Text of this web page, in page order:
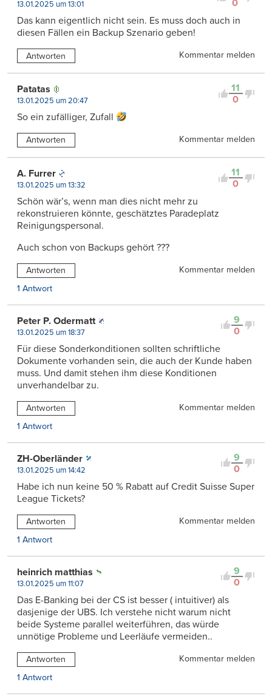
0
13.01.2025 um 13:01
Das kann eigentlich nicht sein. Es muss doch auch in
diesen Fällen ein Backup Szenario geben!
Antworten Kommentar melden
11
0
Patatas
13.01.2025 um 20:47
So ein zufälliger, Zufall
Antworten Kommentar melden
11
0
A. Furrer
13.01.2025 um 13:32
Schön wär’s, wenn man dies nicht mehr zu
rekonstruieren könnte, geschätztes Paradeplatz
Reinigungspersonal.
Auch schon von Backups gehört ???
Antworten
Kommentar melden
1 Antwort
9
0
Peter P. Odermatt
13.01.2025 um 18:37
Für diese Sonderkonditionen sollten schriftliche
Dokumente vorhanden sein, die auch der Kunde haben
muss. Und damit stehen ihm diese Konditionen
unverhandelbar zu.
Antworten
Kommentar melden
1 Antwort
9
0
ZH-Oberländer
13.01.2025 um 14:42
Habe ich nun keine 50 % Rabatt auf Credit Suisse Super
League Tickets?
Antworten
Kommentar melden
1 Antwort
9
0
heinrich matthias
13.01.2025 um 11:07
Das E-Banking bei der CS ist besser ( intuitiver) als
dasjenige der UBS. Ich verstehe nicht warum nicht
beide Systeme parallel weiterführen, das würde
unnötige Probleme und Leerläufe vermeiden..
Antworten
Kommentar melden
1 Antwort